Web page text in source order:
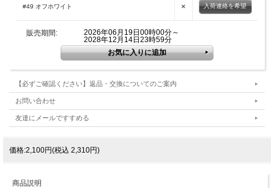
#49 オフホワイト × 入荷連絡を希望
販売期間:
2026年06月19日00時00分～
2028年12月14日23時59分
【必ずご確認ください】返品・交換についてのご案内
お問い合わせ
友達にメールですすめる
価格:2,100円(税込 2,310円)
商品説明